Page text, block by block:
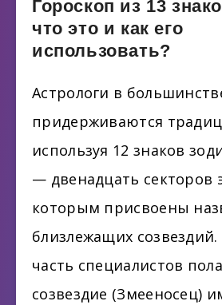
Гороскоп из 13
что это и как его
использовать?
Астрологи в
придерживаются
используя 12 знаков
— двенадцать секторов
которым присвоены
близлежащих
часть специалистов
созвездие (Змееносец)